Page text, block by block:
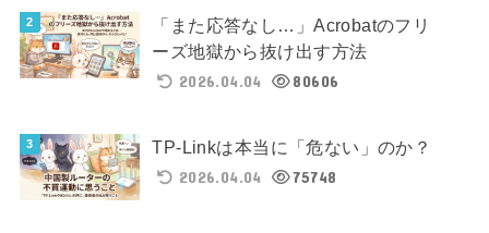
「また応答なし…」Acrobatのフリ
ーズ地獄から抜け出す方法
2026.04.04
80606
TP-Linkは本当に「危ない」のか？
2026.04.04
75748